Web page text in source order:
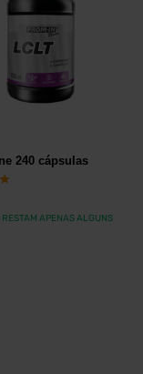
240 cápsulas
RESTAM APENAS ALGUNS